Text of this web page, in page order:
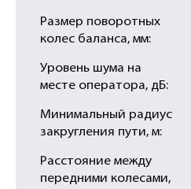
Размер поворотных
колес баланса, мм:
Уровень шума на
месте оператора, дБ:
Минимальный радиус
закругления пути, м:
Расстояние между
передними колесами,